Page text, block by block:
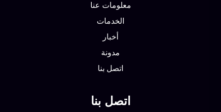
معلومات عنا
الخدمات
أخبار
مدونة
اتصل بنا
اتصل بنا